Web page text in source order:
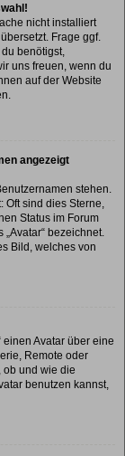
nicht installiert
Frage ggf.
benötigst,
uns freuen, wenn du
auf der Website
angezeigt
stehen.
Oft sind dies Sterne,
Status im Forum
bezeichnet.
Bild, welches von
einen Avatar über eine
Remote oder
ob und wie die
benutzen kannst,